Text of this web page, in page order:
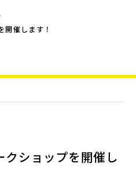
開催します！
クショップを開催し